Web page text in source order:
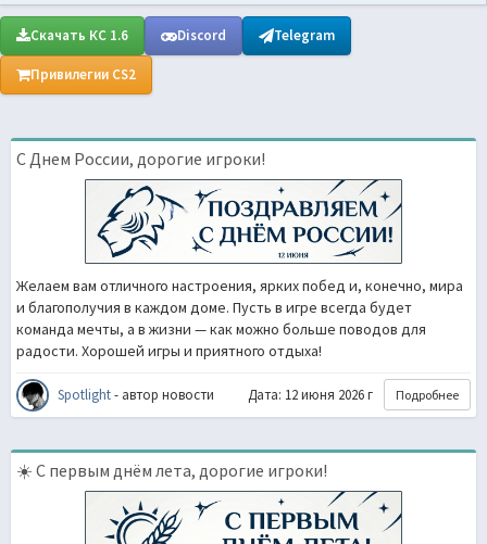
Скачать КС 1.6 Discord Telegram
Привилегии CS2
С Днем России, дорогие игроки!
Желаем вам отличного настроения, ярких побед и, конечно, мира
и благополучия в каждом доме. Пусть в игре всегда будет
команда мечты, а в жизни — как можно больше поводов для
радости. Хорошей игры и приятного отдыха!
Spotlight- автор новости Подробнее
Дата: 12 июня 2026 г
☀️ С первым днём лета, дорогие игроки!